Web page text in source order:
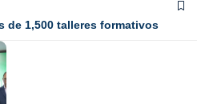
de 1,500 talleres formativos